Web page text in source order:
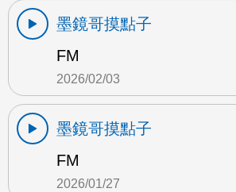
墨鏡哥摸點子
FM
2026/02/03
墨鏡哥摸點子
FM
2026/01/27